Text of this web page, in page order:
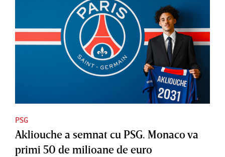
PSG
Akliouche a semnat cu PSG. Monaco va
primi 50 de milioane de euro